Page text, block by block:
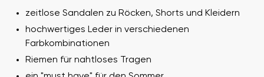
zeitlose Sandalen zu Röcken, Shorts und Kleidern
hochwertiges Leder in verschiedenen
Farbkombinationen
Riemen für nahtloses Tragen